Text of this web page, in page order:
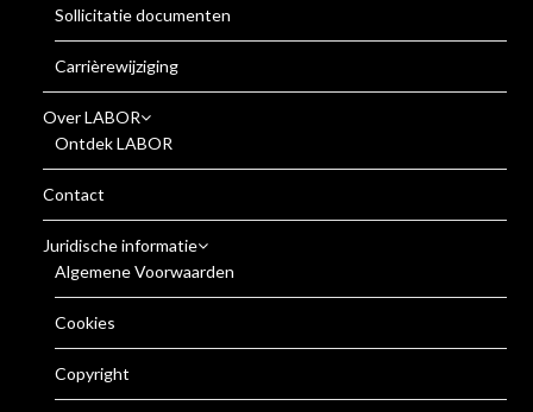
Sollicitatie documenten
Carrièrewijziging
Over LABOR
Ontdek LABOR
Contact
Juridische informatie
Algemene Voorwaarden
Cookies
Copyright